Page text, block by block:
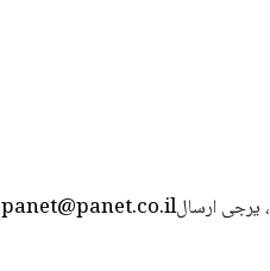
panet@panet.co.ilاستعمال المضامين بموجب بند 27 أ لقانون الحقوق الأدبية لسنة 2007، يرجى ارسال